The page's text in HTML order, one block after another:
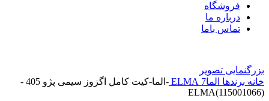
فروشگاه
درباره ما
تماس باما
بزرگنمایی تصویر
خانه برندها الما7 ELMA
-الما-کیت کامل اگزوز سیمی پژو 405 -
ELMA(115001066)